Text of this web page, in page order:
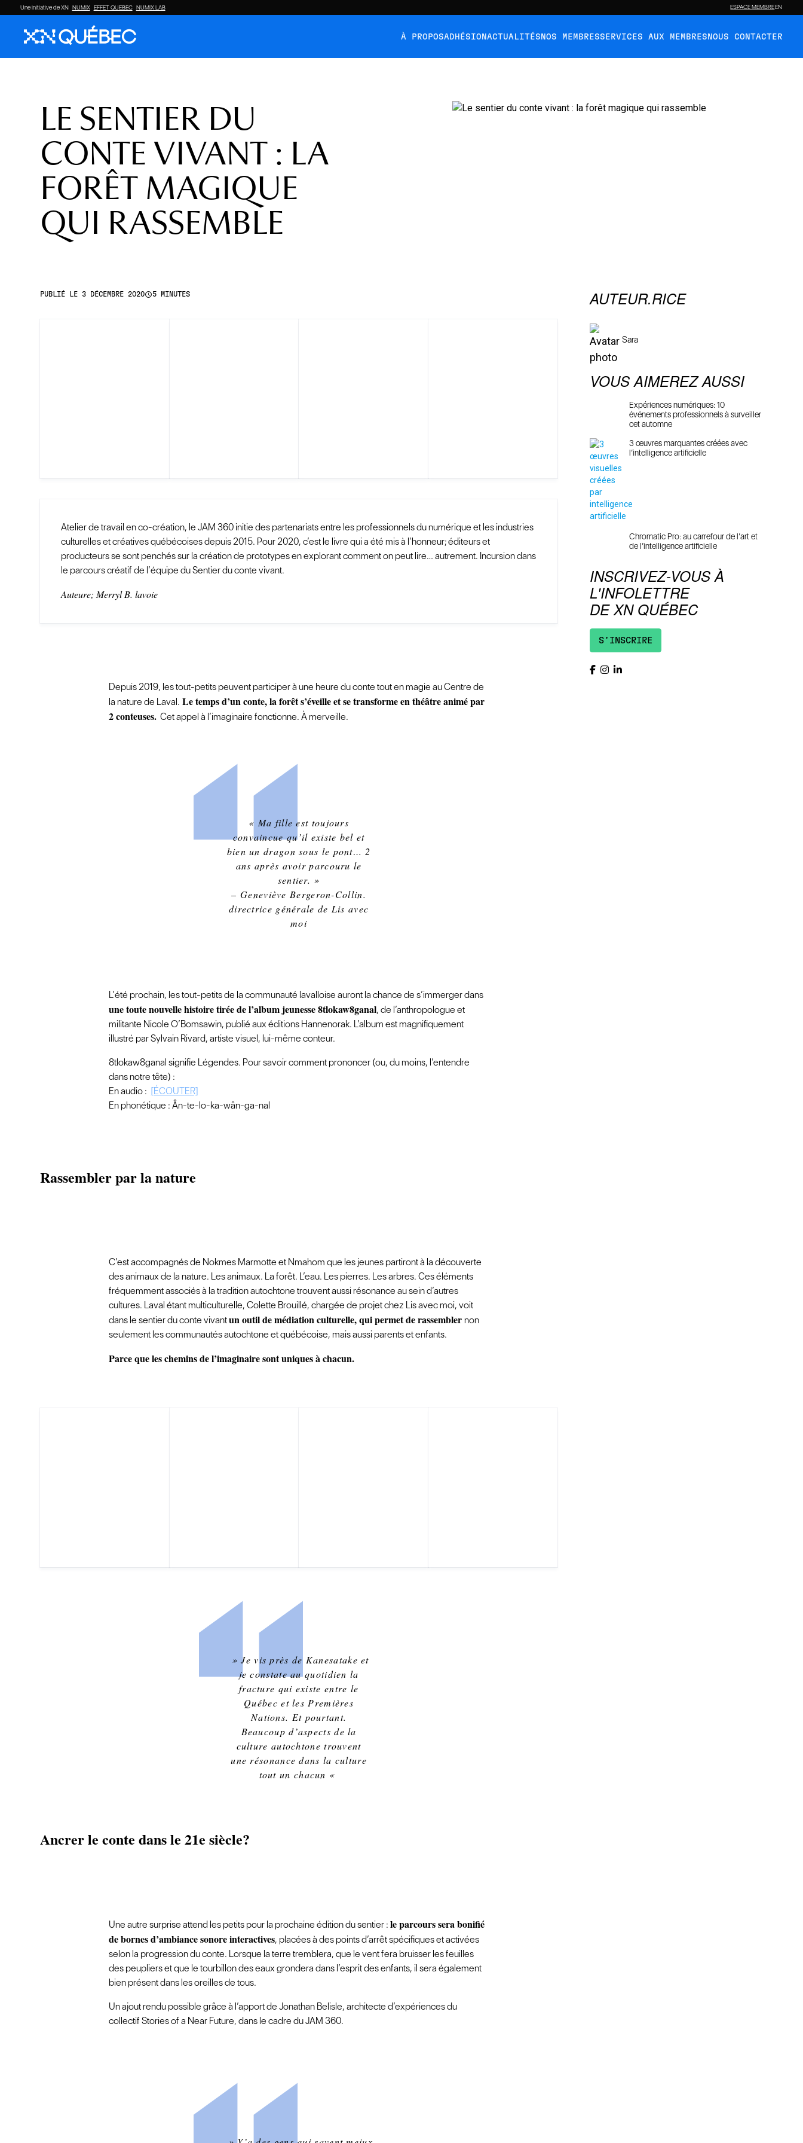
Une initiative de XN NUMIX EFFET QUEBEC NUMIX LAB ESPACE MEMBREEN
À PROPOSADHÉSIONACTUALITÉS NOS MEMBRESSERVICES AUX MEMBRES NOUS CONTACTER
LE SENTIER DU
CONTE VIVANT : LA
FORÊT MAGIQUE
QUI RASSEMBLE
PUBLIÉ LE 3 DÉCEMBRE 2020access_time5 MINUTES
Atelier de travail en co-création, le JAM 360 initie des partenariats entre les professionnels du numérique et les industries
culturelles et créatives québécoises depuis 2015. Pour 2020, c’est le livre qui a été mis à l’honneur; éditeurs et
producteurs se sont penchés sur la création de prototypes en explorant comment on peut lire… autrement. Incursion dans
le parcours créatif de l’équipe du Sentier du conte vivant.
Auteure; Merryl B. lavoie
Depuis 2019, les tout-petits peuvent participer à une heure du conte tout en magie au Centre de
la nature de Laval. Le temps d’un conte, la forêt s’éveille et se transforme en théâtre animé par
2 conteuses.Cet appel à l’imaginaire fonctionne. À merveille.
« Ma fille est toujours
convaincue qu’il existe bel et
bien un dragon sous le pont… 2
ans après avoir parcouru le
sentier. »
– Geneviève Bergeron-Collin.
directrice générale de Lis avec
moi
L’été prochain, les tout-petits de la communauté lavalloise auront la chance de s’immerger dans
une toute nouvelle histoire tirée de l’album jeunesse 8tlokaw8ganal, de l’anthropologue et
militante Nicole O’Bomsawin, publié aux éditions Hannenorak. L’album est magnifiquement
illustré par Sylvain Rivard, artiste visuel, lui-même conteur.
8tlokaw8ganal signifie Légendes. Pour savoir comment prononcer (ou, du moins, l’entendre
dans notre tête) :
En audio : [ÉCOUTER]
En phonétique : Ân-te-lo-ka-wân-ga-nal
Rassembler par la nature
C’est accompagnés de Nokmes Marmotte et Nmahom que les jeunes partiront à la découverte
des animaux de la nature. Les animaux. La forêt. L’eau. Les pierres. Les arbres. Ces éléments
fréquemment associés à la tradition autochtone trouvent aussi résonance au sein d’autres
cultures. Laval étant multiculturelle, Colette Brouillé, chargée de projet chez Lis avec moi, voit
dans le sentier du conte vivantun outil de médiation culturelle, qui permet de rassembler non
seulement les communautés autochtone et québécoise, mais aussi parents et enfants.
Parce que les chemins de l’imaginaire sont uniques à chacun.
» Je vis près de Kanesatake et
je constate au quotidien la
fracture qui existe entre le
Québec et les Premières
Nations. Et pourtant.
Beaucoup d’aspects de la
culture autochtone trouvent
une résonance dans la culture
tout un chacun «
Ancrer le conte dans le 21e siècle?
Une autre surprise attend les petits pour la prochaine édition du sentier : le parcours sera bonifié
de bornes d’ambiance sonore interactives, placées à des points d’arrêt spécifiques et activées
selon la progression du conte. Lorsque la terre tremblera, que le vent fera bruisser les feuilles
des peupliers et que le tourbillon des eaux grondera dans l’esprit des enfants, il sera également
bien présent dans les oreilles de tous.
Un ajout rendu possible grâce à l’apport de Jonathan Belisle, architecte d’expériences du
collectif Stories of a Near Future, dans le cadre du JAM 360.
AUTEUR.RICE
Sara
VOUS AIMEREZ AUSSI
Expériences numériques: 10
événements professionnels à surveiller
cet automne
3 œuvres marquantes créées avec
l’intelligence artificielle
Chromatic Pro: au carrefour de l’art et
de l’intelligence artificielle
INSCRIVEZ-VOUS À
L'INFOLETTRE
DE XN QUÉBEC
S'INSCRIRE